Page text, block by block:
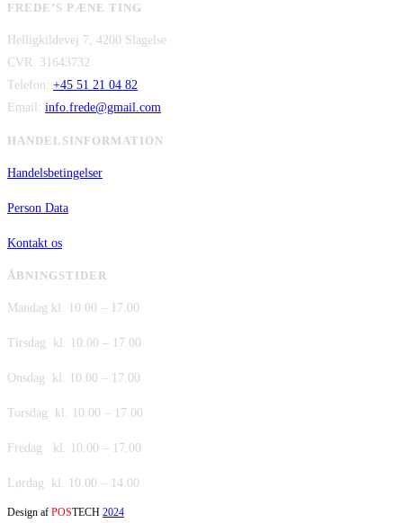
var:
er:
FREDE’S PÆNE TING
Helligkildevej 7, 4200 Slagelse
CVR: 31643732
Telefon: +45 51 21 04 82
Email: info.frede@gmail.com
HANDELSINFORMATION
Handelsbetingelser
Person Data
Kontakt os
ÅBNINGSTIDER
Mandag kl. 10.00 – 17.00
Tirsdag kl. 10.00 – 17.00
Onsdag kl. 10.00 – 17.00
Torsdag kl. 10.00 – 17.00
Fredag kl. 10.00 – 17.00
Lørdag kl. 10.00 – 14.00
Design af POSTECH 2024